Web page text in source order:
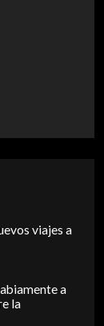
viajes a
a
la